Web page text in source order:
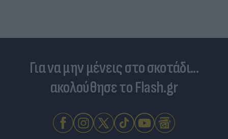
Για να μην μένεις στο σκοτάδι...
ακολούθησε το Flash.gr